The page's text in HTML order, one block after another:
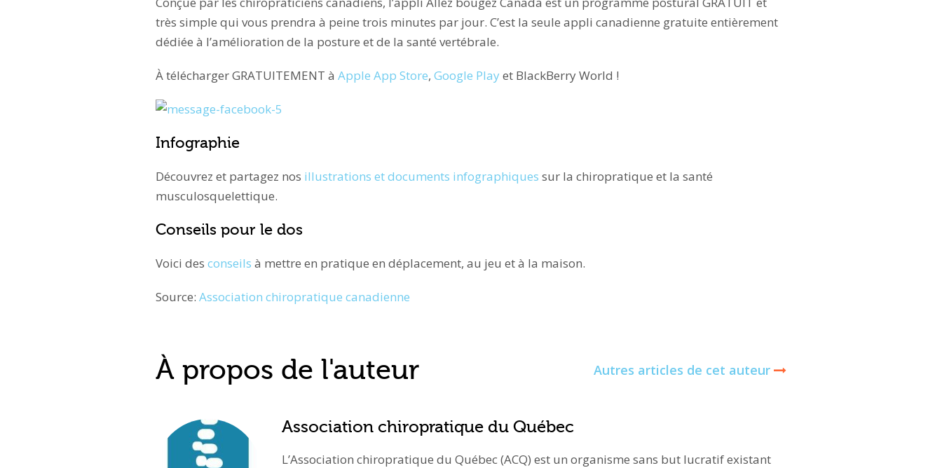
très simple qui vous prendra à peine trois minutes par jour. C’est la seule appli canadienne gratuite entièrement
dédiée à l’amélioration de la posture et de la santé vertébrale.
À télécharger GRATUITEMENT à Apple App Store, Google Playet BlackBerry World !
Infographie
Découvrez et partagez nos illustrations et documents infographiques sur la chiropratique et la santé
musculosquelettique.
Conseils pour le dos
Voici des conseils à mettre en pratique en déplacement, au jeu et à la maison.
Source: Association chiropratique canadienne
À propos de l'auteur Autres articles de cet auteur
Association chiropratique du Québec
L’Association chiropratique du Québec (ACQ) est un organisme sans but lucratif existant